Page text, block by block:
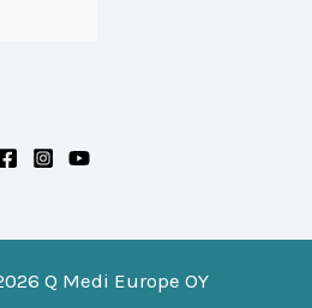
Q Medi Europe OY